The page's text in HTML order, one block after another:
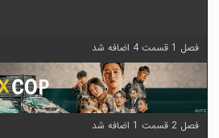
فصل 1 قسمت 4 اضافه شد
فصل 2 قسمت 1 اضافه شد